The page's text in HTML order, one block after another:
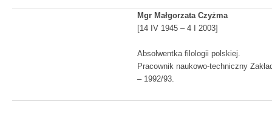
Mgr Małgorzata Czyżma
[14 IV 1945 – 4 I 2003]
Absolwentka filologii polskiej.
Pracownik naukowo-techniczny
– 1992/93.